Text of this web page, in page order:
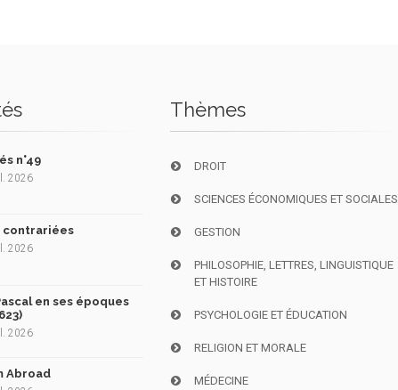
n°49
2026
contrariées
2026
en ses époques
2026
Abroad
Thèmes
DROIT
SCIENCES ÉCONOMIQUES ET SOCIALES
GESTION
PHILOSOPHIE, LETTRES, LINGUISTIQUE
ET HISTOIRE
PSYCHOLOGIE ET ÉDUCATION
RELIGION ET MORALE
MÉDECINE